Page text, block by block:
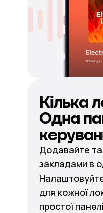
Кілька
Одна
Додавайте та
закладами в
для кожної
простої